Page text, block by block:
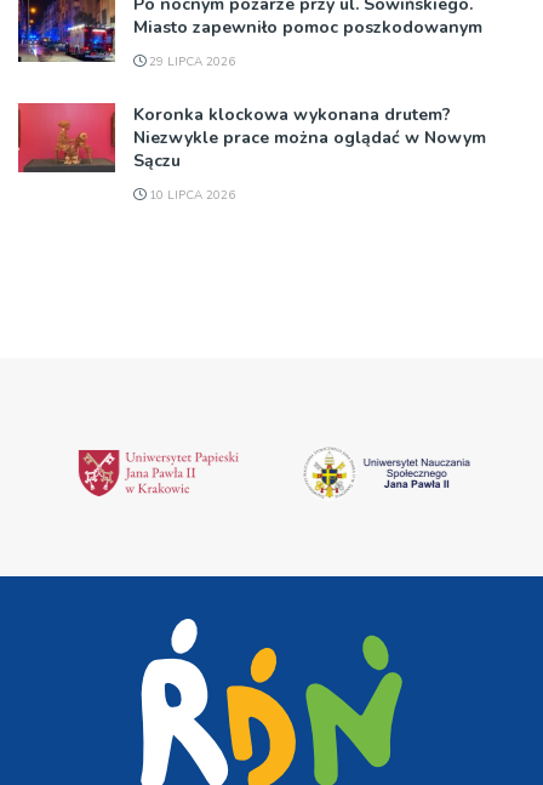
Miasto zapewniło pomoc poszkodowanym
29 LIPCA 2026
Koronka klockowa wykonana drutem?
Niezwykle prace można oglądać w Nowym
Sączu
10 LIPCA 2026